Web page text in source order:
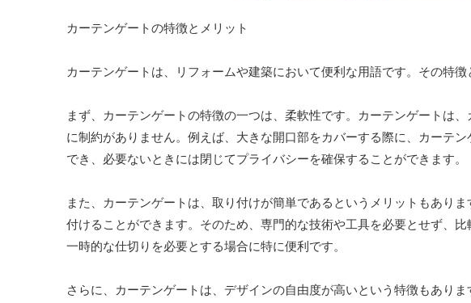
カーテンゲートの特徴とメリット
カーテンゲートは、リフォームや建築において便利な用語です。その特徴
まず、カーテンゲートの特徴の一つは、柔軟性です。カーテンゲートは
に制約がありません。例えば、大きな開口部をカバーする際に、カーテ
でき、必要ないときには閉じてプライバシーを確保することができます。
また、カーテンゲートは、取り付けが簡単であるというメリットもあり
付けることができます。そのため、専門的な技術や工具を必要とせず、
一時的な仕切りを必要とする場合に特に便利です。
さらに、カーテンゲートは、デザインの自由度が高いという特徴もあり